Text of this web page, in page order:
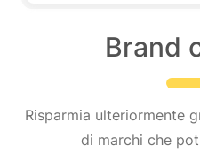
Brand
Risparmia ulteriormente
di marchi che